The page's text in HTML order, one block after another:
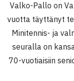
Valko-Pallo on
vuotta täyttänyt
Minitennis- ja
seuralla on
70-vuotiaisiin